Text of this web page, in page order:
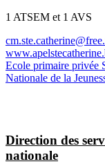
1 ATSEM et 1 AVS
Ecole primaire privée
Nationale de la
Direction des
nationale